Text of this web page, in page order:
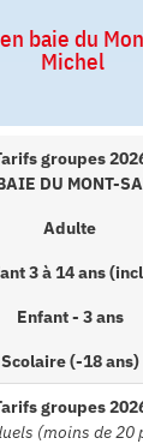
baie du
Michel
DU MONT-
(moins de 20